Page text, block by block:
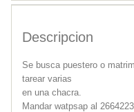
Descripcion
Se busca puestero o
tarear varias
en una chacra.
Mandar watpsap al